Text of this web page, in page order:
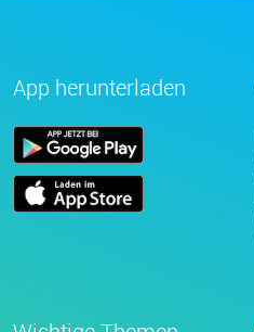
App herunterladen